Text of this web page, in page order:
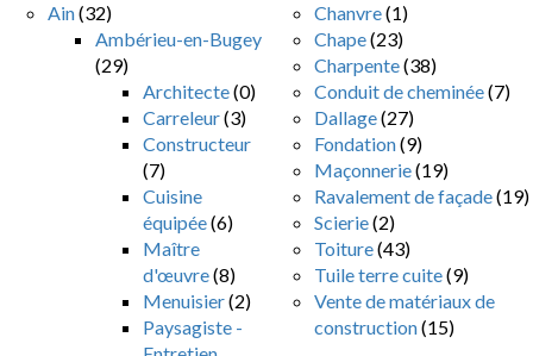
Ain(32)
Ambérieu-en-Bugey
(29)
Architecte(0)
Carreleur(3)
Constructeur
(7)
Cuisine
équipée(6)
Maître
d'œuvre(8)
Menuisier(2)
Paysagiste -
Chanvre(1)
Chape(23)
Charpente(38)
Conduit de cheminée(7)
Dallage(27)
Fondation(9)
Maçonnerie(19)
Ravalement de façade(19)
Scierie(2)
Toiture(43)
Tuile terre cuite(9)
Vente de matériaux de
construction(15)